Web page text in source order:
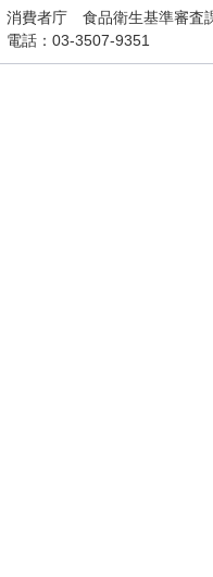
消費者庁 食品衛生基準審査
電話：03-3507-9351